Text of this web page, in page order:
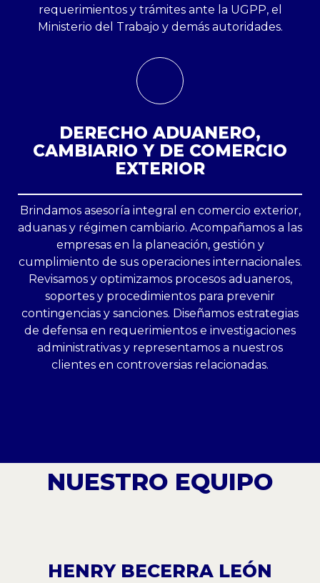
requerimientos y trámites ante la UGPP, el
Ministerio del Trabajo y demás autoridades.
DERECHO ADUANERO,
CAMBIARIO Y DE COMERCIO
EXTERIOR​
Brindamos asesoría integral en comercio exterior,
aduanas y régimen cambiario. Acompañamos a las
empresas en la planeación, gestión y
cumplimiento de sus operaciones internacionales.
Revisamos y optimizamos procesos aduaneros,
soportes y procedimientos para prevenir
contingencias y sanciones. Diseñamos estrategias
de defensa en requerimientos e investigaciones
administrativas y representamos a nuestros
clientes en controversias relacionadas.
NUESTRO EQUIPO
HENRY BECERRA LEÓN